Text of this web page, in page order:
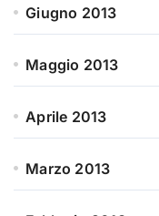
Giugno 2013
Maggio 2013
Aprile 2013
Marzo 2013